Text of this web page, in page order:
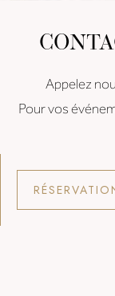
Appelez
Pour vos